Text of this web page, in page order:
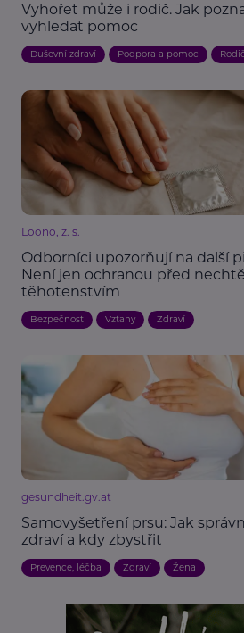
Vyhořet může i rodič. Jak
vyhledat pomoc
Duševní zdraví Podpora a pomoc Rodič
Loono, z. s.
Odborníci upozorňují na další
Není jen ochranou před
těhotenstvím
Bezpečnost Vztahy Zdraví
gesundheit.gv.at
Samovyšetření prsu: Jak
zdraví a kdy zbystřit
Prevence, léčba Zdraví Žena